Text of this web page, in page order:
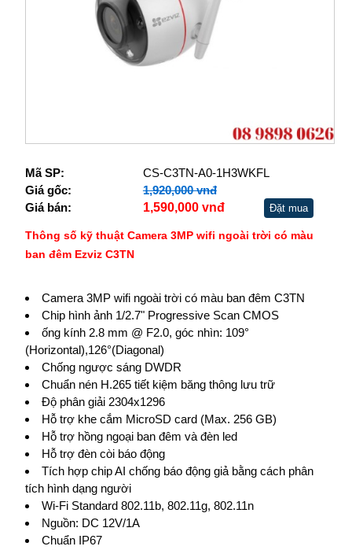
Mã SP:
CS-C3TN-A0-1H3WKFL
Giá gốc:
1,920,000 vnđ
Giá bán:
1,590,000 vnđ Đặt mua
Thông số kỹ thuật Camera 3MP wifi ngoài trời có màu
ban đêm Ezviz C3TN
Camera 3MP wifi ngoài trời có màu ban đêm C3TN
Chip hình ảnh 1/2.7" Progressive Scan CMOS
ống kính 2.8 mm @ F2.0, góc nhìn: 109°
(Horizontal),126°(Diagonal)
Chống ngược sáng DWDR
Chuẩn nén H.265 tiết kiệm băng thông lưu trữ
Độ phân giải 2304x1296
Hỗ trợ khe cắm MicroSD card (Max. 256 GB)
Hỗ trợ hồng ngoại ban đêm và đèn led
Hỗ trợ đèn còi báo động
Tích hợp chip AI chống báo động giả bằng cách phân
tích hình dạng người
Wi-Fi Standard 802.11b, 802.11g, 802.11n
Nguồn: DC 12V/1A
Chuẩn IP67